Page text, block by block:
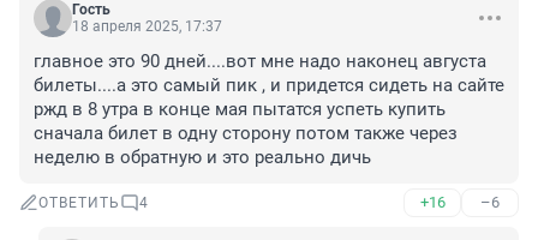
Гость
18 апреля 2025, 17:37
главное это 90 дней....вот мне надо наконец августа
билеты....а это самый пик , и придется сидеть на сайте
ржд в 8 утра в конце мая пытатся успеть купить
сначала билет в одну сторону потом также через
неделю в обратную и это реально дичь
ОТВЕТИТЬ 4 +16 –6